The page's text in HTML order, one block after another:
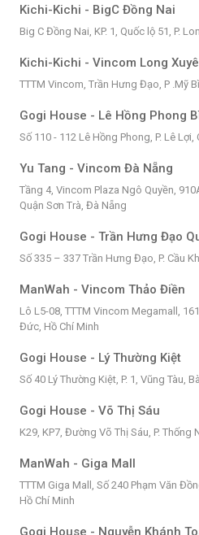
Kichi-Kichi - BigC Đồng Nai
Big C Đồng Nai, KP. 1, Quốc lộ 51, P.
Kichi-Kichi - Vincom Long
TTTM Vincom, Trần Hưng Đạo, P .Mỹ
Gogi House - Lê Hồng Phong
Số 110 - 112 Lê Hồng Phong, P. Lê
Yu Tang - Vincom Đà Nẵng
Tầng 4, Vincom Plaza Ngô Quyền,
Quận Sơn Trà, Đà Nẵng
Gogi House - Trần Hưng Đạo
Số 335 – 337 Trần Hưng Đạo, P. Cầu
ManWah - Vincom Thảo Điền
Lô L5-08, TTTM Vincom Megamall,
Đức, Hồ Chí Minh
Gogi House - Lý Thường Kiệt
Số 40 Lý Thường Kiệt, P. 1, Vũng Tàu,
Gogi House - Võ Thị Sáu
K29, KP7, Đường Võ Thị Sáu, P. Thống
ManWah - Giga Mall
TTTM Giga Mall, Số 240 Phạm Văn
Hồ Chí Minh